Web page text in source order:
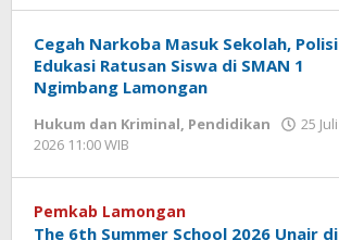
Cegah Narkoba Masuk Sekolah, Polisi
Edukasi Ratusan Siswa di SMAN 1
Ngimbang Lamongan
Hukum dan Kriminal, Pendidikan
25 Juli
2026 11:00 WIB
Pemkab Lamongan
The 6th Summer School 2026 Unair di